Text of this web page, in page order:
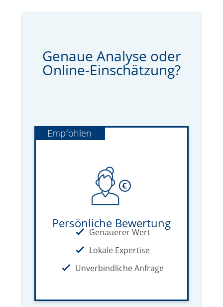
Genaue Analyse oder
Online-Einschätzung?
Empfohlen
Persönliche Bewertung
Genauerer Wert
Lokale Expertise
Unverbindliche Anfrage